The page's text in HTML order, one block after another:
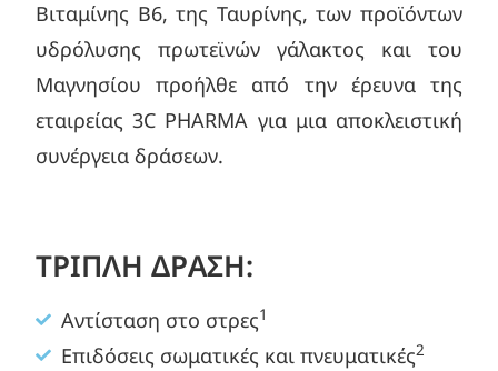
Βιταμίνης Β6, της Ταυρίνης, των προϊόντων
υδρόλυσης πρωτεϊνών γάλακτος και του
Μαγνησίου προήλθε από την έρευνα της
εταιρείας 3C PHARMA για μια αποκλειστική
συνέργεια δράσεων.
ΤΡΙΠΛΗ ΔΡΑΣΗ:
Αντίσταση στο στρες1
Επιδόσεις σωματικές και πνευματικές2